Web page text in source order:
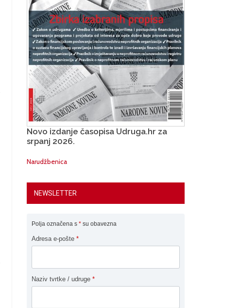
Novo izdanje časopisa Udruga.hr za
srpanj 2026.
Narudžbenica
NEWSLETTER
Polja označena s * su obavezna
Adresa e-pošte *
Naziv tvrtke / udruge *